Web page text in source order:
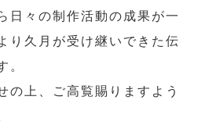
日々の制作活動の成果が一
り久月が受け継いできた伝
。
の上、ご高覧賜りますよう